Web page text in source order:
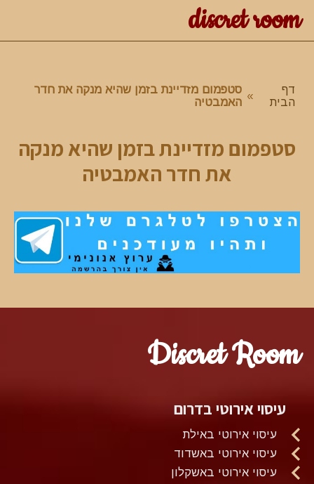
discret room
דף
הבית
» סטפמום מזדיינת בזמן שהיא מנקה את חדר
האמבטיה
סטפמום מזדיינת בזמן שהיא מנקה
את חדר האמבטיה
Discret Room
עיסוי אירוטי בדרום
עיסוי אירוטי באילת
עיסוי אירוטי באשדוד
עיסוי אירוטי באשקלון